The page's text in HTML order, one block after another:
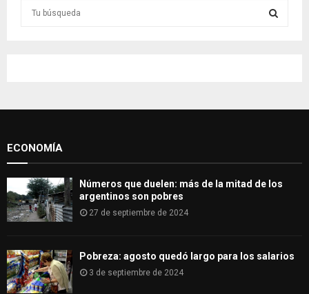
o
H
ECONOMÍA
Números que duelen: más de la mitad de los
argentinos son pobres
27 de septiembre de 2024
Pobreza: agosto quedó largo para los salarios
3 de septiembre de 2024